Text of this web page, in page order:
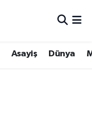
Asayiş Dünya